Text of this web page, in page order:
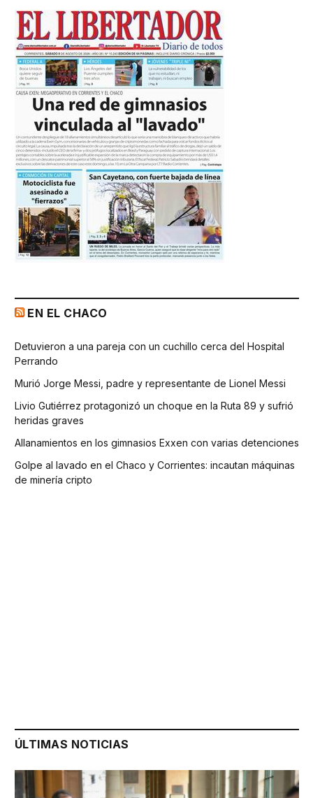
EN EL CHACO
Detuvieron a una pareja con un cuchillo cerca del Hospital
Perrando
Murió Jorge Messi, padre y representante de Lionel Messi
Livio Gutiérrez protagonizó un choque en la Ruta 89 y sufrió
heridas graves
Allanamientos en los gimnasios Exxen con varias detenciones
Golpe al lavado en el Chaco y Corrientes: incautan máquinas
de minería cripto
ÚLTIMAS NOTICIAS